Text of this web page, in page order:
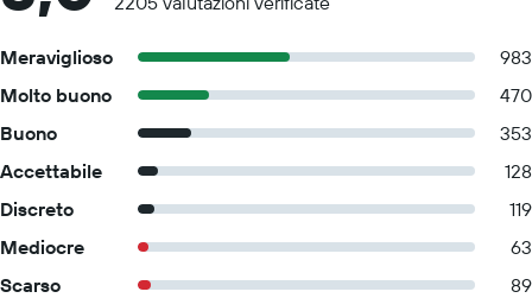
Meraviglioso
983
Molto buono
470
Buono
353
Accettabile
128
Discreto
119
Mediocre
63
Scarso
89